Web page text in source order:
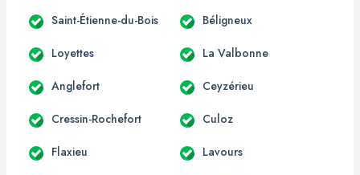
Saint-Étienne-du-Bois Béligneux
Loyettes La Valbonne
Anglefort Ceyzérieu
Cressin-Rochefort Culoz
Flaxieu Lavours